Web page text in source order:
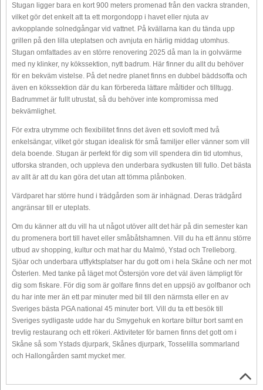
Stugan ligger bara en kort 900 meters promenad från den vackra stranden,
vilket gör det enkelt att ta ett morgondopp i havet eller njuta av
avkopplande solnedgångar vid vattnet. På kvällarna kan du tända upp
grillen på den lilla uteplatsen och avnjuta en härlig middag utomhus.
Stugan omfattades av en större renovering 2025 då man la in golvvärme
med ny klinker, ny kökssektion, nytt badrum. Här finner du allt du behöver
för en bekväm vistelse. På det nedre planet finns en dubbel bäddsoffa och
även en kökssektion där du kan förbereda lättare måltider och tilltugg.
Badrummet är fullt utrustat, så du behöver inte kompromissa med
bekvämlighet.
För extra utrymme och flexibilitet finns det även ett sovloft med två
enkelsängar, vilket gör stugan idealisk för små familjer eller vänner som vill
dela boende. Stugan är perfekt för dig som vill spendera din tid utomhus,
utforska stranden, och uppleva den underbara sydkusten till fullo. Det bästa
av allt är att du kan göra det utan att tömma plånboken.
Värdparet har större hund i trädgården som är inhägnad. Deras trädgård
angränsar till er uteplats.
Om du känner att du vill ha ut något utöver allt det här på din semester kan
du promenera bort till havet eller småbåtshamnen. Vill du ha ett ännu större
utbud av shopping, kultur och mat har du Malmö, Ystad och Trelleborg.
Sjöar och underbara utflyktsplatser har du gott om i hela Skåne och ner mot
Österlen. Med tanke på läget mot Östersjön vore det väl även lämpligt för
dig som fiskare. För dig som är golfare finns det en uppsjö av golfbanor och
du har inte mer än ett par minuter med bil till den närmsta eller en av
Sveriges bästa PGA national 45 minuter bort. Vill du ta ett besök till
Sveriges sydligaste udde har du Smygehuk en kortare biltur bort samt en
trevlig restaurang och ett rökeri. Aktiviteter för barnen finns det gott om i
Skåne så som Ystads djurpark, Skånes djurpark, Tosselilla sommarland
och Hallongården samt mycket mer.